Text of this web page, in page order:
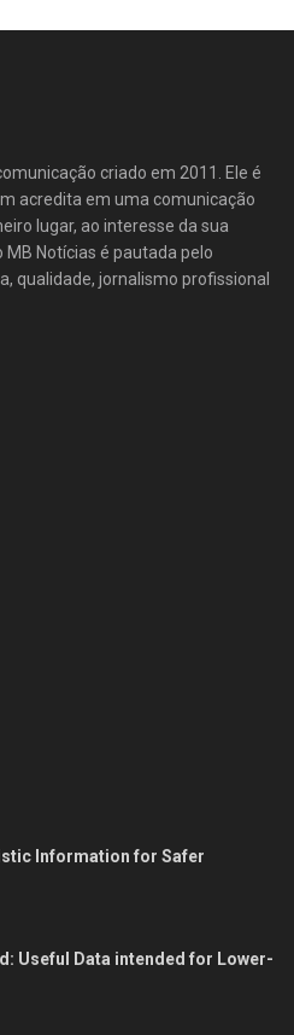
criado em 2011. Ele é
acredita em uma comunicação
lugar, ao interesse da sua
MB Notícias é pautada pelo
qualidade, jornalismo profissional
Information for Safer
Useful Data intended for Lower-